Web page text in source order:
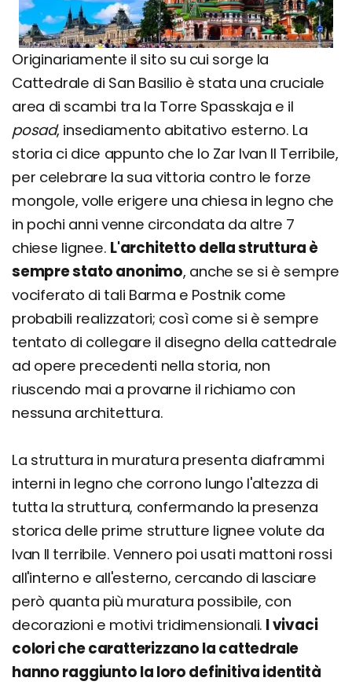
Originariamente il sito su cui sorge la
Cattedrale di San Basilio è stata una cruciale
area di scambi tra la Torre Spasskaja e il
posad, insediamento abitativo esterno. La
storia ci dice appunto che lo Zar Ivan Il Terribile,
per celebrare la sua vittoria contro le forze
mongole, volle erigere una chiesa in legno che
in pochi anni venne circondata da altre 7
chiese lignee. L'architetto della struttura è
sempre stato anonimo, anche se si è sempre
vociferato di tali Barma e Postnik come
probabili realizzatori; così come si è sempre
tentato di collegare il disegno della cattedrale
ad opere precedenti nella storia, non
riuscendo mai a provarne il richiamo con
nessuna architettura.
La struttura in muratura presenta diaframmi
interni in legno che corrono lungo l'altezza di
tutta la struttura, confermando la presenza
storica delle prime strutture lignee volute da
Ivan Il terribile. Vennero poi usati mattoni rossi
all'interno e all'esterno, cercando di lasciare
però quanta più muratura possibile, con
decorazioni e motivi tridimensionali. I vivaci
colori che caratterizzano la cattedrale
hanno raggiunto la loro definitiva identità